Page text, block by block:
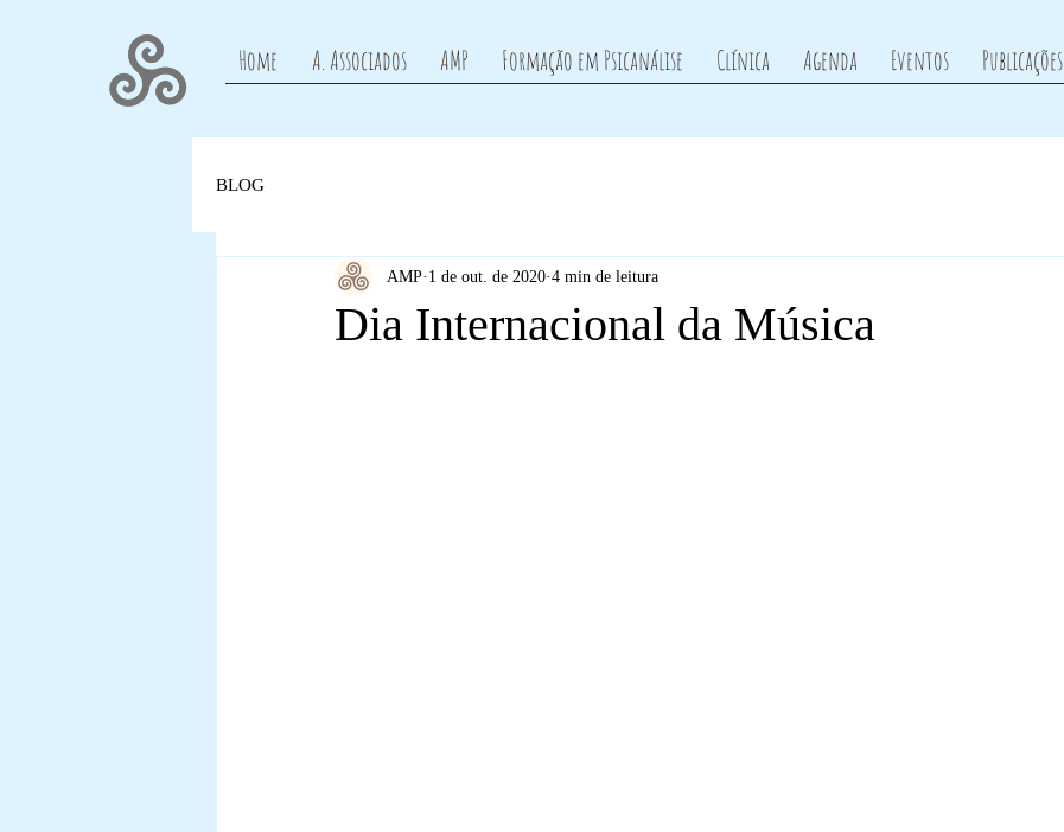
Home A. Associados AMP Formação em Psicanálise Clínica Agenda Eventos Publicações
BLOG
Dia Internacional da Música
AMP 1 de out. de 2020 4 min de leitura